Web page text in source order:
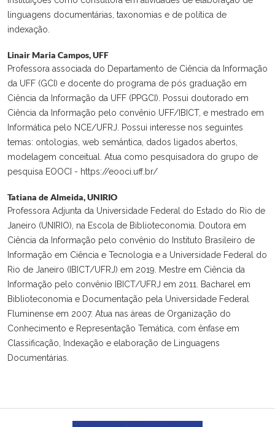
linguagens documentárias, taxonomias e de política de
indexação.
Linair Maria Campos,UFF
Professora associada do Departamento de Ciência da Informação
da UFF (GCI) e docente do programa de pós graduação em
Ciência da Informação da UFF (PPGCI). Possui doutorado em
Ciência da Informação pelo convênio UFF/IBICT, e mestrado em
Informática pelo NCE/UFRJ. Possui interesse nos seguintes
temas: ontologias, web semântica, dados ligados abertos,
modelagem conceitual. Atua como pesquisadora do grupo de
pesquisa EOOCI - https://eooci.uff.br/
Tatiana de Almeida,UNIRIO
Professora Adjunta da Universidade Federal do Estado do Rio de
Janeiro (UNIRIO), na Escola de Biblioteconomia. Doutora em
Ciência da Informação pelo convênio do Instituto Brasileiro de
Informação em Ciência e Tecnologia e a Universidade Federal do
Rio de Janeiro (IBICT/UFRJ) em 2019. Mestre em Ciência da
Informação pelo convênio IBICT/UFRJ em 2011. Bacharel em
Biblioteconomia e Documentação pela Universidade Federal
Fluminense em 2007. Atua nas áreas de Organização do
Conhecimento e Representação Temática, com ênfase em
Classificação, Indexação e elaboração de Linguagens
Documentárias.